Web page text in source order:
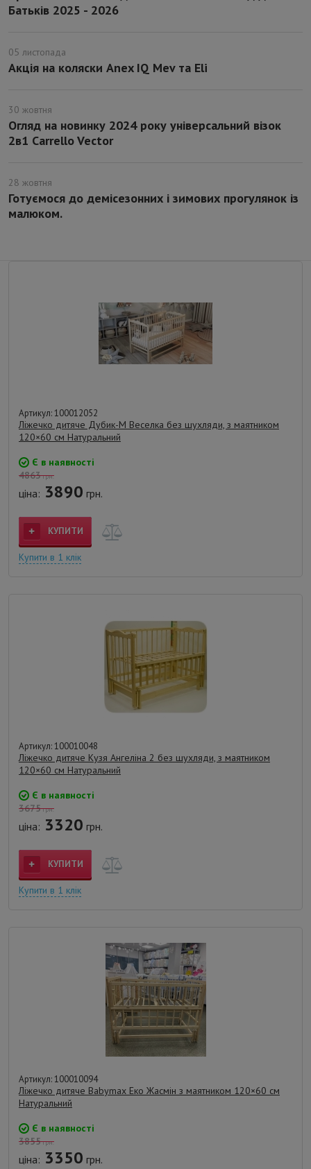
Батьків 2025 - 2026
05 листопада
Акція на коляски Anex IQ Mev та Eli
30 жовтня
Огляд на новинку 2024 року універсальний візок
2в1 Carrello Vector
28 жовтня
Готуємося до демісезонних і зимових прогулянок із
малюком.
Артикул: 100012052
Ліжечко дитяче Дубик-М Веселка без шухляди, з маятником
120×60 см Натуральний
Є в наявності
4863грн.
ціна: 3890 грн.
КУПИТИ
Купити в 1 клік
Артикул: 100010048
Ліжечко дитяче Кузя Ангеліна 2 без шухляди, з маятником
120×60 см Натуральний
Є в наявності
3675грн.
ціна: 3320 грн.
КУПИТИ
Купити в 1 клік
Артикул: 100010094
Ліжечко дитяче Babymax Еко Жасмін з маятником 120×60 см
Натуральний
Є в наявності
3855грн.
ціна: 3350 грн.